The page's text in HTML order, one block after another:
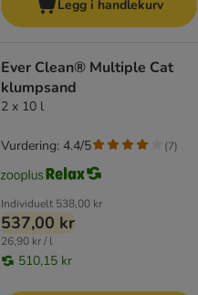
Legg i handlekurv
Ever Clean® Multiple Cat
klumpsand
2 x 10 l
Individuelt 538,00 kr
537,00 kr
26,90 kr / l
510,15 kr
Vurdering: 4.4/5 (7)